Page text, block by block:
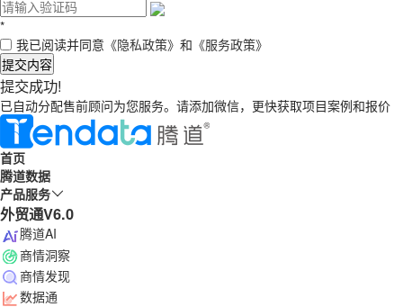
*
我已阅读并同意 《隐私政策》 和 《服务政策》
提交内容
提交成功!
已自动分配售前顾问为您服务。请添加微信，更快获取项目案例和报价
首页
腾道数据
产品服务
外贸通V6.0
腾道AI
商情洞察
商情发现
数据通